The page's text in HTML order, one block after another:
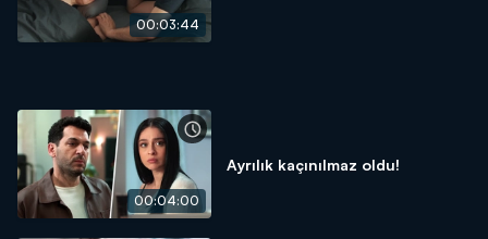
00:03:44
00:04:00
Ayrılık kaçınılmaz oldu!